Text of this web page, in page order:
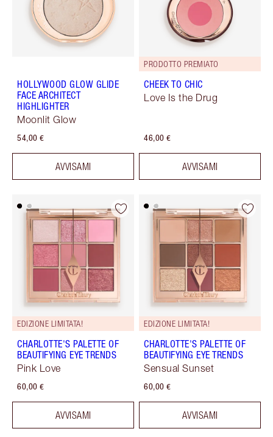
HOLLYWOOD GLOW GLIDE
FACE ARCHITECT
HIGHLIGHTER
Moonlit Glow
54,00 €
AVVISAMI
PRODOTTO PREMIATO
CHEEK TO CHIC
Love Is the Drug
46,00 €
AVVISAMI
EDIZIONE LIMITATA!
CHARLOTTE'S PALETTE OF
BEAUTIFYING EYE TRENDS
Pink Love
60,00 €
AVVISAMI
EDIZIONE LIMITATA!
CHARLOTTE'S PALETTE OF
BEAUTIFYING EYE TRENDS
Sensual Sunset
60,00 €
AVVISAMI